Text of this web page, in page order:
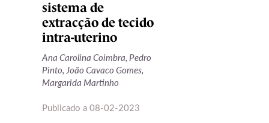
sistema de
extracção de tecido
intra-uterino
Ana Carolina Coimbra, Pedro
Pinto, João Cavaco Gomes,
Margarida Martinho
Publicado a 08-02-2023